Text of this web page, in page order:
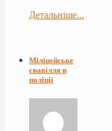
Детальніше...
Міліцейське
свавілля в
поліції